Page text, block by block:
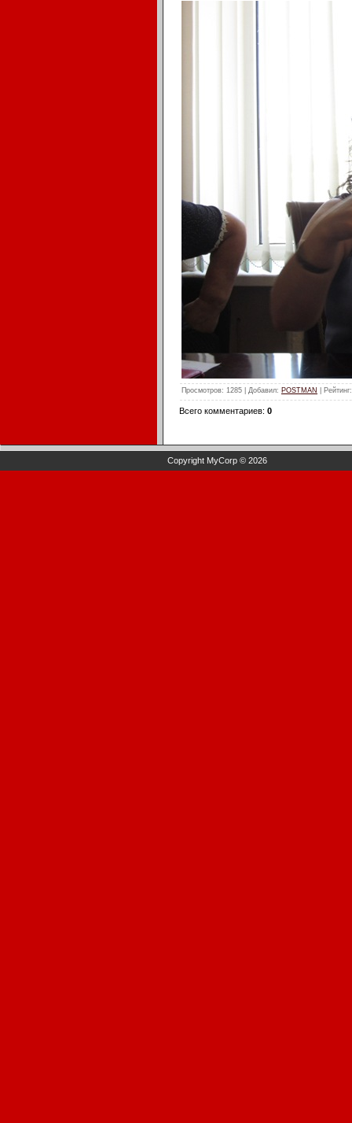
Просмотров: 1285 | Добавил: POSTMAN Рейтинг
Всего комментариев: 0
Copyright MyCorp © 2026